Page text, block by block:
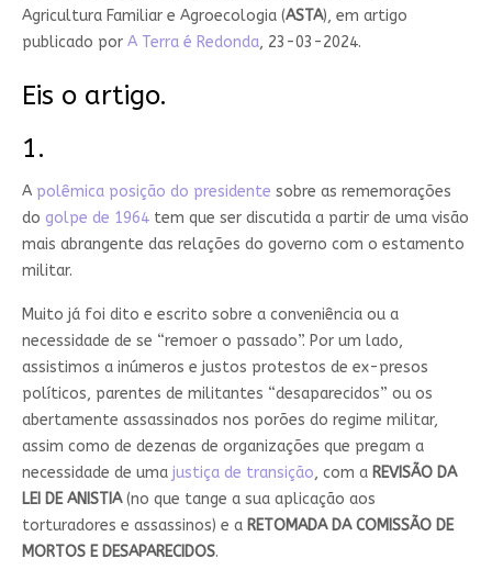
Agricultura Familiar e Agroecologia (ASTA), em artigo
publicado por A Terra é Redonda, 23-03-2024.
Eis o artigo.
1.
A polêmica posição do presidente sobre as rememorações
do golpe de 1964tem que ser discutida a partir de uma visão
mais abrangente das relações do governo com o estamento
militar.
Muito já foi dito e escrito sobre a conveniência ou a
necessidade de se “remoer o passado”. Por um lado,
assistimos a inúmeros e justos protestos de ex-presos
políticos, parentes de militantes “desaparecidos” ou os
abertamente assassinados nos porões do regime militar,
assim como de dezenas de organizações que pregam a
necessidade de uma justiça de transição, com a REVISÃO DA
LEI DE ANISTIA(no que tange a sua aplicação aos
torturadores e assassinos) e a RETOMADA DA COMISSÃO DE
MORTOS E DESAPARECIDOS.